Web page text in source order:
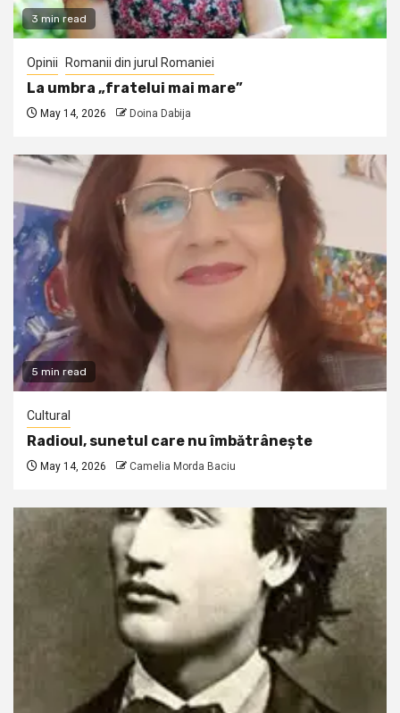
3 min read
Opinii Romanii din jurul Romaniei
La umbra „fratelui mai mare”
May 14, 2026 Doina Dabija
5 min read
Cultural
Radioul, sunetul care nu îmbătrânește
May 14, 2026 Camelia Morda Baciu